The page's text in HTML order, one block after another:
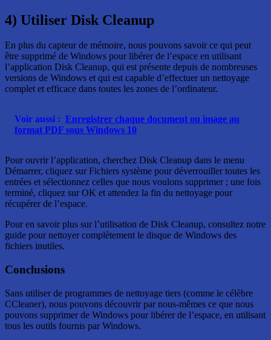
4) Utiliser Disk Cleanup
En plus du capteur de mémoire, nous pouvons savoir ce qui peut
être supprimé de Windows pour libérer de l’espace en utilisant
l’application Disk Cleanup, qui est présente depuis de nombreuses
versions de Windows et qui est capable d’effectuer un nettoyage
complet et efficace dans toutes les zones de l’ordinateur.
Voir aussi : Enregistrer chaque document ou image au
format PDF sous Windows 10
Pour ouvrir l’application, cherchez Disk Cleanup dans le menu
Démarrer, cliquez sur Fichiers système pour déverrouiller toutes les
entrées et sélectionnez celles que nous voulons supprimer ; une fois
terminé, cliquez sur OK et attendez la fin du nettoyage pour
récupérer de l’espace.
Pour en savoir plus sur l’utilisation de Disk Cleanup, consultez notre
guide pour nettoyer complètement le disque de Windows des
fichiers inutiles.
Conclusions
Sans utiliser de programmes de nettoyage tiers (comme le célèbre
CCleaner), nous pouvons découvrir par nous-mêmes ce que nous
pouvons supprimer de Windows pour libérer de l’espace, en utilisant
tous les outils fournis par Windows.